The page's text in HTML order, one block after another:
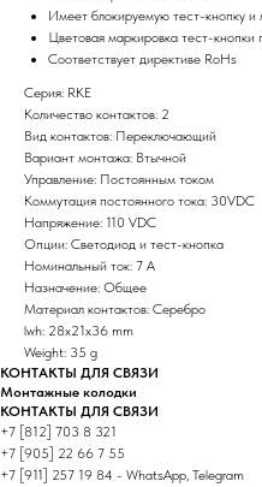
Имеет блокируемую тест-кнопку и
Цветовая маркировка тест-
Соответствует директиве RoHs
Серия: RKE
Количество контактов: 2
Вид контактов: Переключающий
Вариант монтажа: Втычной
Управление: Постоянным током
Коммутация постоянного тока: 30VDC
Напряжение: 110 VDC
Опции: Светодиод и тест-кнопка
Номинальный ток: 7 А
Назначение: Общее
Материал контактов: Серебро
lwh: 28x21x36 mm
Weight: 35 g
КОНТАКТЫ ДЛЯ СВЯЗИ
Монтажные колодки
КОНТАКТЫ ДЛЯ СВЯЗИ
+7 [812] 703 8 321
+7 [905] 22 66 7 55
+7 [911] 257 19 84 - WhatsApp, Telegram